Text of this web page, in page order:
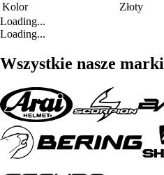
Kolor
Złoty
Loading...
Loading...
Wszystkie nasze marki